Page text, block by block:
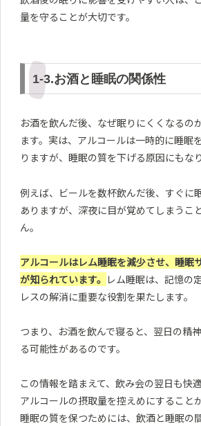
量を守ることが大切です。
1-3.お酒と睡眠の関係性
お酒を飲んだ後、なぜ眠りにくくなるの
ます。実は、アルコールは一時的に睡眠
りますが、睡眠の質を下げる原因にもなり
例えば、ビールを数杯飲んだ後、すぐに
ありますが、深夜に目が覚めてしまうこ
ん。
アルコールはレム睡眠を減少させ、睡眠
が知られています。 レム睡眠は、記憶の
レスの解消に重要な役割を果たします。
つまり、お酒を飲んで寝ると、翌日の精
る可能性があるのです。
この情報を踏まえて、飲み会の翌日も快
アルコールの摂取量を控えめにすること
睡眠の質を保つためには、飲酒と睡眠の